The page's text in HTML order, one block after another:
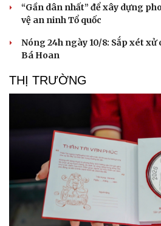
Sân khấu - Điện ảnh
Văn học
“Gần dân nhất” để xây dựng
vệ an ninh Tổ quốc
Nóng 24h ngày 10/8: Sắp xét
Bá Hoan
THỊ TRƯỜNG